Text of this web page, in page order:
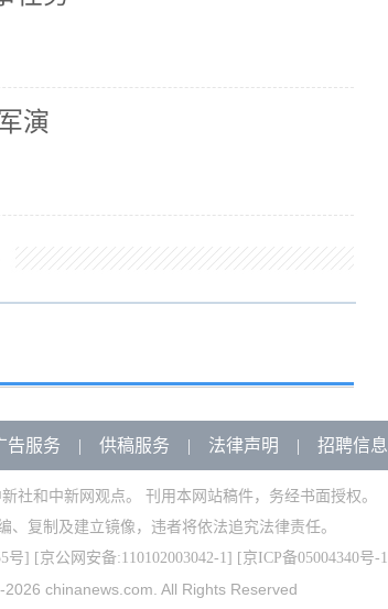
演
告服务 | 供稿服务 | 法律声明 | 招聘信息
社和中新网观点。 刊用本网站稿件，务经书面授权。
、复制及建立镜像，违者将依法追究法律责任。
号] [京公网安备:110102003042-1] [京ICP备05004340号-1
2026 chinanews.com. All Rights Reserved